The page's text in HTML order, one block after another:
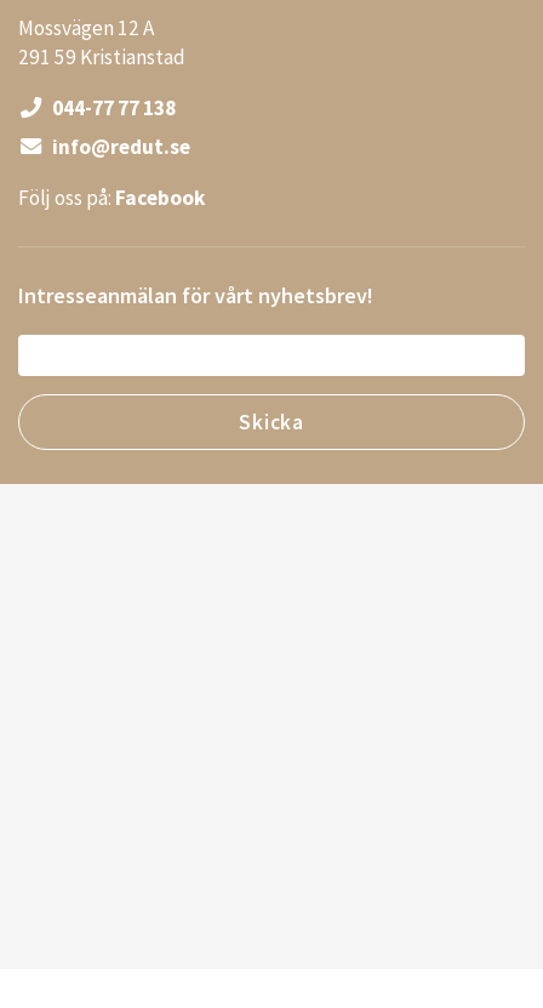
Mossvägen 12 A
291 59 Kristianstad
044-77 77 138
info@redut.se
Följ oss på: Facebook
Intresseanmälan för vårt nyhetsbrev!